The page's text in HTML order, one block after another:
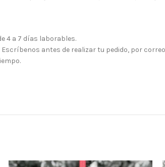
4 a 7 días laborables.
antes de realizar tu pedido, por